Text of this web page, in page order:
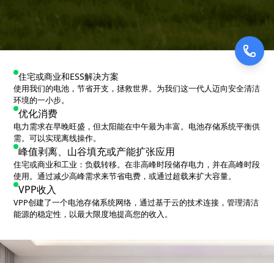
住宅或商业和ESS解决方案
使用我们的电池，节省开支，拯救世界。为我们这一代人迈向安全清洁
环境的一小步。
优化消费
电力需求在早晚旺盛，但太阳能在中午最为丰富。电池存储系统平衡供
需。可以实现离线操作。
峰值剥离、山谷填充或产能扩张应用
住宅或商业和工业：负载转移。在非高峰时段储存电力，并在高峰时段
使用。通过减少高峰需求来节省电费，或通过超载来扩大容量。
VPP收入
VPP创建了一个电池存储系统网络，通过基于云的技术连接，管理清洁
能源的稳定性，以最大限度地提高您的收入。